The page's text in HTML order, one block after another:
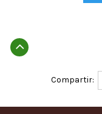
Subir
Compartir: